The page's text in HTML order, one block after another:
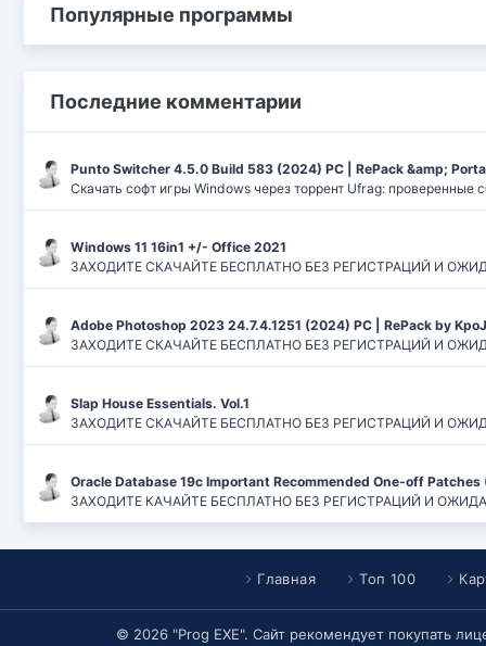
Популярные программы
Последние комментарии
Punto Switcher 4.5.0 Build 583 (2024) РС | RePack &amp;
Скачать софт игры Windows через торрент Ufrag: проверенные
Windows 11 16in1 +/- Office 2021
ЗАХОДИТЕ СКАЧАЙТЕ БЕСПЛАТНО БЕЗ РЕГИСТРАЦИЙ И
Adobe Photoshop 2023 24.7.4.1251 (2024) PC | RePack by
ЗАХОДИТЕ СКАЧАЙТЕ БЕСПЛАТНО БЕЗ РЕГИСТРАЦИЙ И
Slap House Essentials. Vol.1
ЗАХОДИТЕ СКАЧАЙТЕ БЕСПЛАТНО БЕЗ РЕГИСТРАЦИЙ И
Oracle Database 19c Important Recommended One-off Patches
ЗАХОДИТЕ КАЧАЙТЕ БЕСПЛАТНО БЕЗ РЕГИСТРАЦИЙ И
Главная Топ 100
© 2026 "Prog EXE". Сайт рекомендует покупать